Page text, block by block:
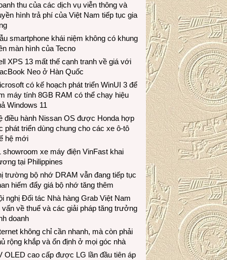
thu của các dịch vụ viễn thông và
hình trả phí của Việt Nam tiếp tục gia
smartphone khái niệm không có khung
màn hình của Tecno
XPS 13 mất thế cạnh tranh về giá với
Neo ở Hàn Quốc
có kế hoạch phát triển WinUI 3 để
máy tính 8GB RAM có thể chạy hiệu
Windows 11
điều hành Nissan OS được Honda hợp
phát triển dùng chung cho các xe ô-tô
hệ mới
showroom xe máy điện VinFast khai
tại Philippines
trường bộ nhớ DRAM vẫn đang tiếp tục
hiếm đẩy giá bộ nhớ tăng thêm
nghị Đối tác Nhà hàng Grab Việt Nam
về thuế và các giải pháp tăng trưởng
doanh
không chỉ cần nhanh, mà còn phải
rộng khắp và ổn định ở mọi góc nhà
OLED cao cấp được LG lần đầu tiên áp